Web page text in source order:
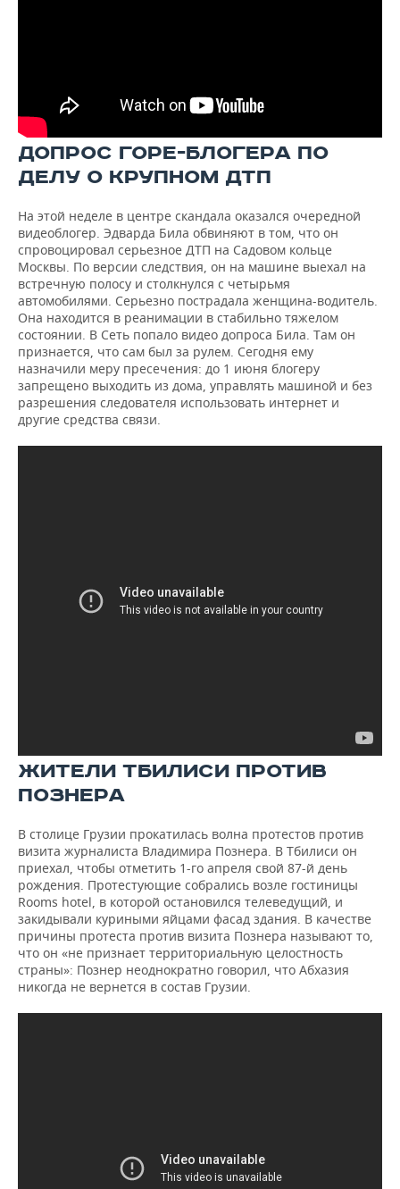
ДОПРОС ГОРЕ-БЛОГЕРА ПО
ДЕЛУ О КРУПНОМ ДТП
На этой неделе в центре скандала оказался очередной
видеоблогер. Эдварда Била обвиняют в том, что он
спровоцировал серьезное ДТП на Садовом кольце
Москвы. По версии следствия, он на машине выехал на
встречную полосу и столкнулся с четырьмя
автомобилями. Серьезно пострадала женщина-водитель.
Она находится в реанимации в стабильно тяжелом
состоянии. В Сеть попало видео допроса Била. Там он
признается, что сам был за рулем. Сегодня ему
назначили меру пресечения: до 1 июня блогеру
запрещено выходить из дома, управлять машиной и без
разрешения следователя использовать интернет и
другие средства связи.
ЖИТЕЛИ ТБИЛИСИ ПРОТИВ
ПОЗНЕРА
В столице Грузии прокатилась волна протестов против
визита журналиста Владимира Познера. В Тбилиси он
приехал, чтобы отметить 1-го апреля свой 87-й день
рождения. Протестующие собрались возле гостиницы
Rooms hotel, в которой остановился телеведущий, и
закидывали куриными яйцами фасад здания. В качестве
причины протеста против визита Познера называют то,
что он «не признает территориальную целостность
страны»: Познер неоднократно говорил, что Абхазия
никогда не вернется в состав Грузии.